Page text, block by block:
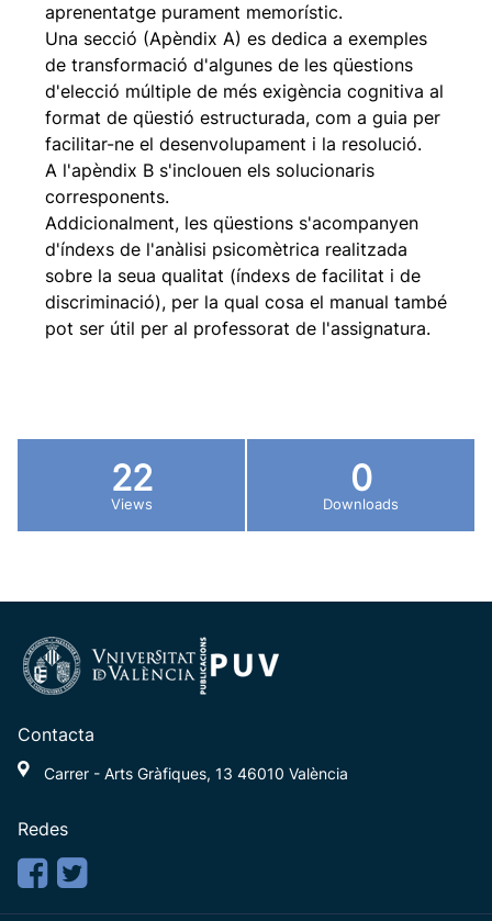
aprenentatge purament memorístic.
Una secció (Apèndix A) es dedica a exemples
de transformació d'algunes de les qüestions
d'elecció múltiple de més exigència cognitiva al
format de qüestió estructurada, com a guia per
facilitar-ne el desenvolupament i la resolució.
A l'apèndix B s'inclouen els solucionaris
corresponents.
Addicionalment, les qüestions s'acompanyen
d'índexs de l'anàlisi psicomètrica realitzada
sobre la seua qualitat (índexs de facilitat i de
discriminació), per la qual cosa el manual també
pot ser útil per al professorat de l'assignatura.
22
Views
0
Downloads
Contacta
Carrer - Arts Gràfiques, 13 46010 València
Redes